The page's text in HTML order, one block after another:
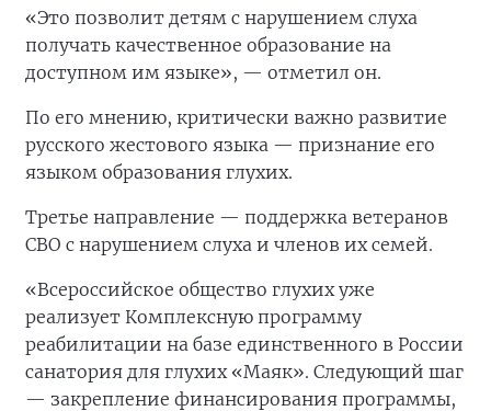
«Это позволит детям с нарушением слуха
получать качественное образование на
доступном им языке», — отметил он.
По его мнению, критически важно развитие
русского жестового языка — признание его
языком образования глухих.
Третье направление — поддержка ветеранов
СВО с нарушением слуха и членов их семей.
«Всероссийское общество глухих уже
реализует Комплексную программу
реабилитации на базе единственного в России
санатория для глухих «Маяк». Следующий шаг
— закрепление финансирования программы,